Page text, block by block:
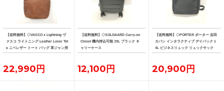
【送料無料】◇VASCO x Lightning ヴ
ァスコ ライトニング Leather Lover Tot
e ニベレザー トート バッグ 革ジャン用
トート
22,990円
【送料無料】◇SOLGAARD Carry-on
Closet 機内持込可能 39L ブラック キ
ャリーケース
12,100円
【送料無料】◇PORTER ポーター 吉田
カバン インタラクティブ デイパック 1
4L ビジネスリュック リュックサック
20,900円